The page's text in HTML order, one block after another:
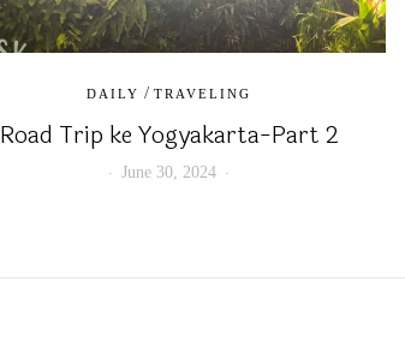
DAILY /TRAVELING
Road Trip ke Yogyakarta-Part 2
June 30, 2024